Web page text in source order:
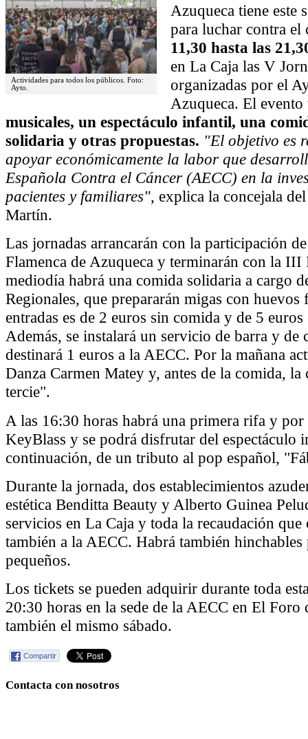
Actividades para todos los públicos. Foto:
Ayto.
Azuqueca tiene este
para luchar contra el
11,30 hasta las
en La Caja las V
organizadas por el
Azuqueca. El
musicales, un espectáculo infantil, una
solidaria y otras propuestas. "El objetivo es
apoyar económicamente la labor que
Española Contra el Cáncer (AECC) en la
pacientes y familiares", explica la concejala
Martín.
Las jornadas arrancarán con la participación
Flamenca de Azuqueca y terminarán con la
mediodía habrá una comida solidaria a cargo
Regionales, que prepararán migas con
entradas es de 2 euros sin comida y de 5
Además, se instalará un servicio de barra y de
destinará 1 euros a la AECC. Por la mañana
Danza Carmen Matey y, antes de la comida, la
tercie".
A las 16:30 horas habrá una primera rifa y por
KeyBlass y se podrá disfrutar del espectáculo
continuación, de un tributo al pop español,
Durante la jornada, dos establecimientos
estética Benditta Beauty y Alberto Guinea
servicios en La Caja y toda la recaudación que
también a la AECC. Habrá también hinchables
pequeños.
Los tickets se pueden adquirir durante toda
20:30 horas en la sede de la AECC en El Foro
también el mismo sábado.
Compartir
Contacta con nosotros